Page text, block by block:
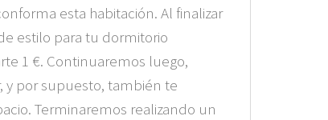
esta habitación. Al finalizar
estilo para tu dormitorio
1 €. Continuaremos luego,
y por supuesto, también te
Terminaremos realizando un